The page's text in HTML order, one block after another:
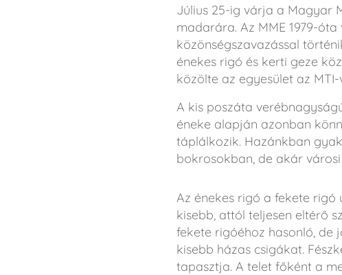
Július 25-ig várja a Magyar
madarára. Az MME 1979-
közönségszavazással
énekes rigó és kerti geze
közölte az egyesület az MTI-
A kis poszáta
éneke alapján azonban
táplálkozik. Hazánkban
bokrosokban, de akár
Az énekes rigó a fekete
kisebb, attól teljesen eltérő
fekete rigóéhoz hasonló, de
kisebb házas csigákat.
tapasztja. A telet főként a